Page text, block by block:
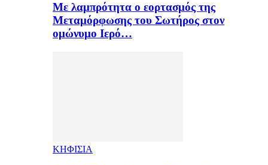
Με λαμπρότητα ο εορτασμός της
Μεταμόρφωσης του Σωτήρος στον
ομώνυμο Ιερό…
ΚΗΦΙΣΙΑ